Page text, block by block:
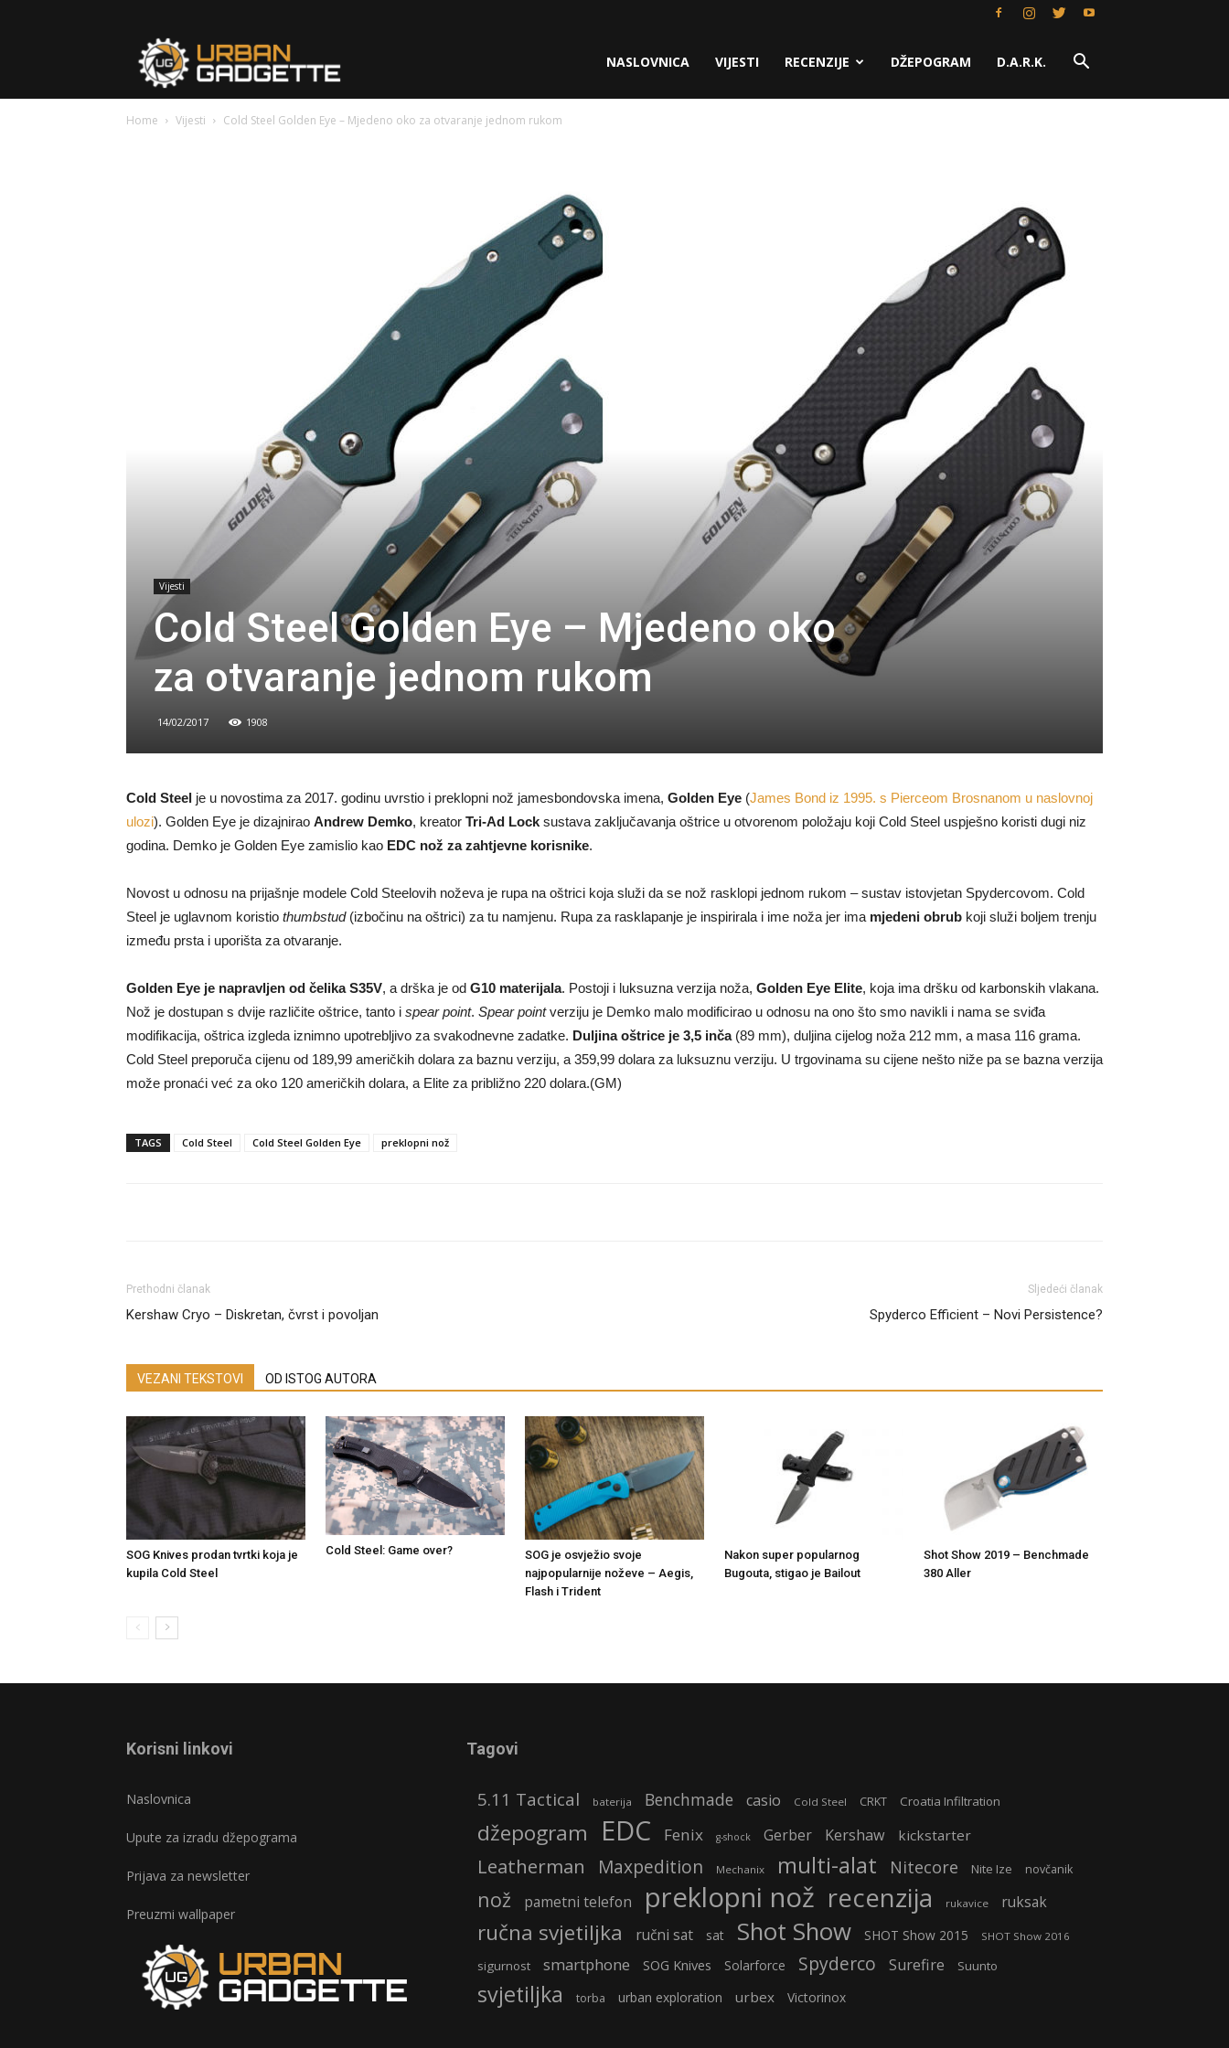
NASLOVNICA VIJESTI RECENZIJE DŽEPOGRAM D.A.R.K.
Home Vijesti Cold Steel Golden Eye – Mjedeno oko za otvaranje jednom rukom
Vijesti
Cold Steel Golden Eye – Mjedeno oko
za otvaranje jednom rukom
14/02/2017 1908
Cold Steel je u novostima za 2017. godinu uvrstio i preklopni nož jamesbondovska imena, Golden Eye (James Bond iz 1995. s Pierceom Brosnanom u naslovnoj
ulozi). Golden Eye je dizajnirao Andrew Demko, kreator Tri-Ad Lock sustava zaključavanja oštrice u otvorenom položaju koji Cold Steel uspješno koristi dugi niz
godina. Demko je Golden Eye zamislio kao EDC nož za zahtjevne korisnike.
Novost u odnosu na prijašnje modele Cold Steelovih noževa je rupa na oštrici koja služi da se nož rasklopi jednom rukom – sustav istovjetan Spydercovom. Cold
Steel je uglavnom koristio thumbstud(izbočinu na oštrici) za tu namjenu. Rupa za rasklapanje je inspirirala i ime noža jer ima mjedeni obrub koji služi boljem trenju
između prsta i uporišta za otvaranje.
Golden Eye je napravljen od čelika S35V, a drška je od G10 materijala. Postoji i luksuzna verzija noža, Golden Eye Elite, koja ima dršku od karbonskih vlakana.
Nož je dostupan s dvije različite oštrice, tanto i spear point. Spear pointverziju je Demko malo modificirao u odnosu na ono što smo navikli i nama se sviđa
modifikacija, oštrica izgleda iznimno upotrebljivo za svakodnevne zadatke. Duljina oštrice je 3,5 inča(89 mm), duljina cijelog noža 212 mm, a masa 116 grama.
Cold Steel preporuča cijenu od 189,99 američkih dolara za baznu verziju, a 359,99 dolara za luksuznu verziju. U trgovinama su cijene nešto niže pa se bazna verzija
može pronaći već za oko 120 američkih dolara, a Elite za približno 220 dolara.(GM)
TAGS Cold Steel Cold Steel Golden Eye preklopni nož
Prethodni članak
Kershaw Cryo – Diskretan, čvrst i povoljan
Sljedeći članak
Spyderco Efficient – Novi Persistence?
VEZANI TEKSTOVI OD ISTOG AUTORA
SOG Knives prodan tvrtki koja je
kupila Cold Steel
Cold Steel: Game over?
SOG je osvježio svoje
najpopularnije noževe – Aegis,
Flash i Trident
Nakon super popularnog
Bugouta, stigao je Bailout
Shot Show 2019 – Benchmade
380 Aller
Korisni linkovi
Naslovnica
Upute za izradu džepograma
Prijava za newsletter
Preuzmi wallpaper
Tagovi
5.11 Tactical baterija Benchmade casio Cold Steel CRKT Croatia Infiltration
džepogram EDC Fenix g-shock Gerber Kershaw kickstarter
Leatherman Maxpedition Mechanix multi-alat Nitecore Nite Ize novčanik
nož pametni telefon preklopni nož recenzija rukavice ruksak
ručna svjetiljka ručni sat sat Shot Show SHOT Show 2015 SHOT Show 2016
sigurnost smartphone SOG Knives Solarforce Spyderco Surefire Suunto
svjetiljka torba urban exploration urbex Victorinox